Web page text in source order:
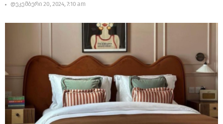
დეკემბერი 20, 2024, 7:10 am